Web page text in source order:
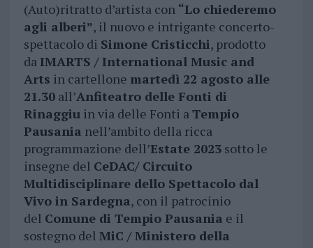
(Auto)ritratto d’artista con “Lo chiederemo
agli alberi”, il nuovo e intrigante concerto-
spettacolo di Simone Cristicchi, prodotto
da IMARTS / International Music and
Arts in cartellone martedì 22 agosto alle
21.30all’Anfiteatro delle Fonti di
Rinaggiuin via delle Fonti aTempio
Pausania nell’ambito della ricca
programmazione dell’Estate 2023sotto le
insegne del CeDAC/ Circuito
Multidisciplinare dello Spettacolo dal
Vivo in Sardegna, con il patrocinio
del Comune di Tempio Pausania e il
sostegno del MiC / Ministero della